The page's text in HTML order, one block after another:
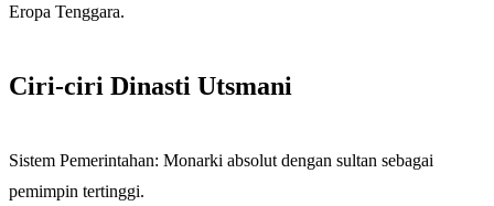
Eropa Tenggara.
Ciri-ciri Dinasti Utsmani
Sistem Pemerintahan: Monarki absolut dengan sultan sebagai
pemimpin tertinggi.